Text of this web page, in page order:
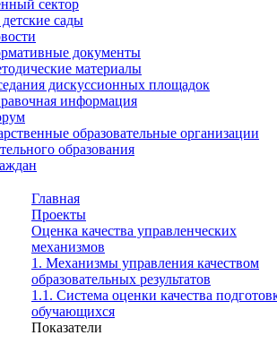
сектор
сады
документы
материалы
дискуссионных площадок
информация
образовательные организации
образования
Главная
Проекты
Оценка качества управленческих
механизмов
1. Механизмы управления качеством
образовательных результатов
1.1. Система оценки качества
обучающихся
Показатели